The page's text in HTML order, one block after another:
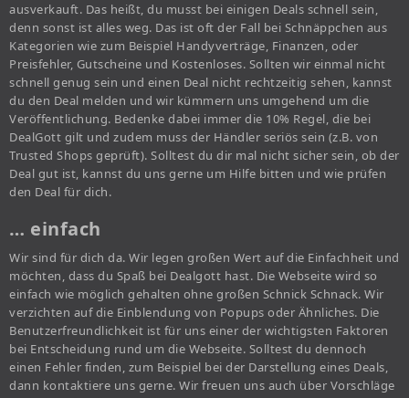
ausverkauft. Das heißt, du musst bei einigen Deals schnell sein,
denn sonst ist alles weg. Das ist oft der Fall bei Schnäppchen aus
Kategorien wie zum Beispiel Handyverträge, Finanzen, oder
Preisfehler, Gutscheine und Kostenloses. Sollten wir einmal nicht
schnell genug sein und einen Deal nicht rechtzeitig sehen, kannst
du den Deal melden und wir kümmern uns umgehend um die
Veröffentlichung. Bedenke dabei immer die 10% Regel, die bei
DealGott gilt und zudem muss der Händler seriös sein (z.B. von
Trusted Shops geprüft). Solltest du dir mal nicht sicher sein, ob der
Deal gut ist, kannst du uns gerne um Hilfe bitten und wie prüfen
den Deal für dich.
… einfach
Wir sind für dich da. Wir legen großen Wert auf die Einfachheit und
möchten, dass du Spaß bei Dealgott hast. Die Webseite wird so
einfach wie möglich gehalten ohne großen Schnick Schnack. Wir
verzichten auf die Einblendung von Popups oder Ähnliches. Die
Benutzerfreundlichkeit ist für uns einer der wichtigsten Faktoren
bei Entscheidung rund um die Webseite. Solltest du dennoch
einen Fehler finden, zum Beispiel bei der Darstellung eines Deals,
dann kontaktiere uns gerne. Wir freuen uns auch über Vorschläge